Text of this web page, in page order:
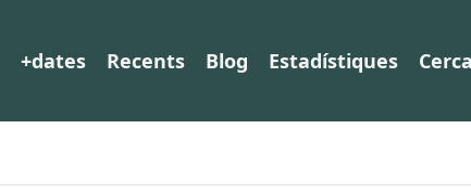
+dates Recents Blog Estadístiques